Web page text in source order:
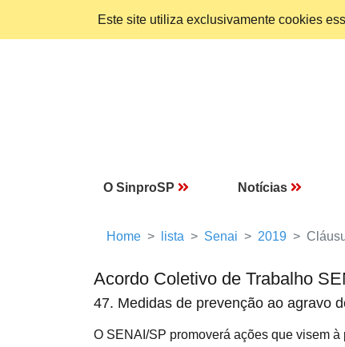
Este site utiliza exclusivamente cookies
O SinproSP Notícias
Home lista Senai 2019
Acordo Coletivo de Trabalho
47. Medidas de prevenção ao agravo
O SENAI/SP promoverá ações que visem